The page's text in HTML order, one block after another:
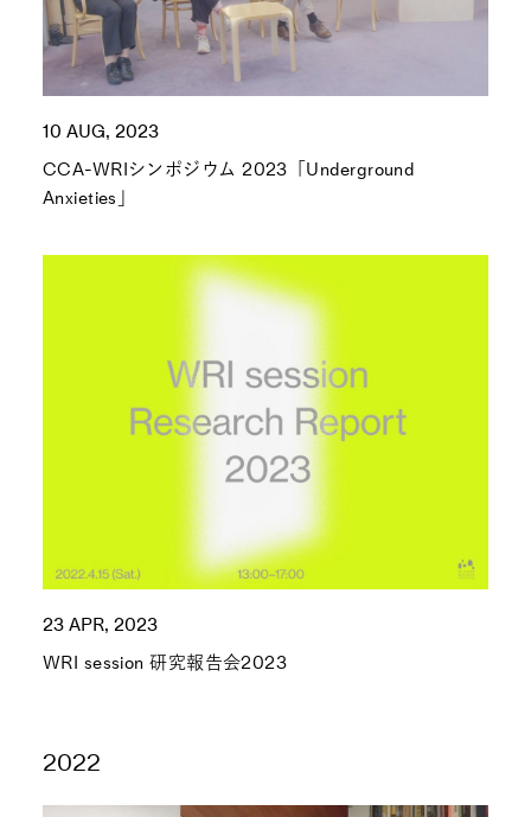
10 AUG, 2023
CCA-WRIシンポジウム 2023「Underground
Anxieties」
23 APR, 2023
WRI session 研究報告会2023
2022